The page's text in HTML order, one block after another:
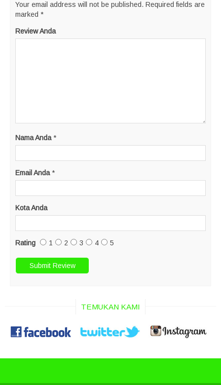
Your email address will not be published. Required fields are
marked *
Review Anda
Nama Anda *
Email Anda *
Kota Anda
Rating 1 2 3 4 5
TEMUKAN KAMI